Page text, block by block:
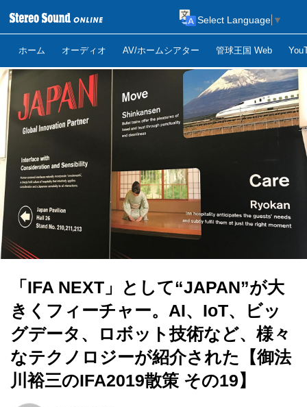
ホーム オーディオ AV/ホームシアター 管球王国 Web
Select Language ▼
「IFA NEXT」として“JAPAN”が大
きくフィーチャー。AI、IoT、ビッ
グデータ、ロボット技術など、様々
なテクノロジーが紹介された【御法
川裕三のIFA2019散策 その19】